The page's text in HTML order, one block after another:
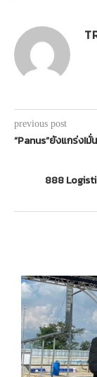
previous post
“Panus”ยังแกร่ง!
888